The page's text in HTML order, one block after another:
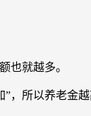
也就越多。
，所以养老金越